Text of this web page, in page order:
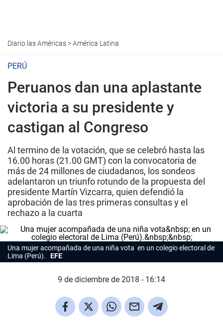
Diario las Américas>América Latina
PERÚ
Peruanos dan una aplastante
victoria a su presidente y
castigan al Congreso
Al termino de la votación, que se celebró hasta las
16.00 horas (21.00 GMT) con la convocatoria de
más de 24 millones de ciudadanos, los sondeos
adelantaron un triunfo rotundo de la propuesta del
presidente Martín Vizcarra, quien defendió la
aprobación de las tres primeras consultas y el
rechazo a la cuarta
Una mujer acompañada de una niña vota en un colegio electoral de
Lima (Perú). EFE
9 de diciembre de 2018 - 16:14